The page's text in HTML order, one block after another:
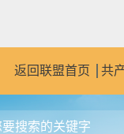
返回联盟首页 共